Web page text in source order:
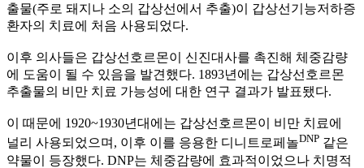
출물(주로 돼지나 소의 갑상선에서 추출)이 갑상선기능저하증
환자의 치료에 처음 사용되었다.
이후 의사들은 갑상선호르몬이 신진대사를 촉진해 체중감량
에 도움이 될 수 있음을 발견했다. 1893년에는 갑상선호르몬
추출물의 비만 치료 가능성에 대한 연구 결과가 발표됐다.
이 때문에 1920~1930년대에는 갑상선호르몬이 비만 치료에
널리 사용되었으며, 이후 이를 응용한 디니트로페놀DNP 같은
약물이 등장했다. DNP는 체중감량에 효과적이었으나 치명적